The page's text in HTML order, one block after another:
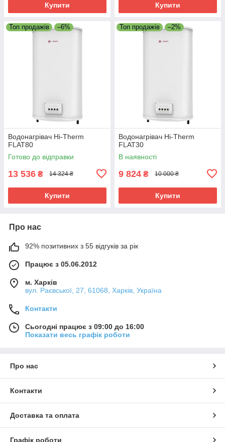
Купити Купити
Топ продажів –6%
Водонагрівач Hi-Therm
FLAT80
Готово до відправки
13 536 ₴ 14 324 ₴
Купити
Топ продажів –2%
Водонагрівач Hi-Therm
FLAT30
В наявності
9 824 ₴ 10 000 ₴
Купити
Про нас
92% позитивних з 55 відгуків за рік
Працює з 05.06.2012
м. Харків
вул. Раєвської, 27, 61068, Харків, Україна
Контакти
Сьогодні працює з 09:00 до 16:00
Показати весь графік роботи
Про нас
Контакти
Доставка та оплата
Графік роботи